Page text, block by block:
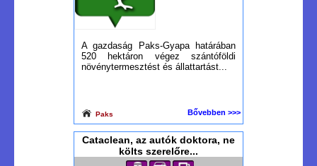
A gazdaság Paks-Gyapa határában
520 hektáron végez szántóföldi
növénytermesztést és állattartást...
Paks Bővebben >>>
Cataclean, az autók doktora, ne
költs szerelőre...